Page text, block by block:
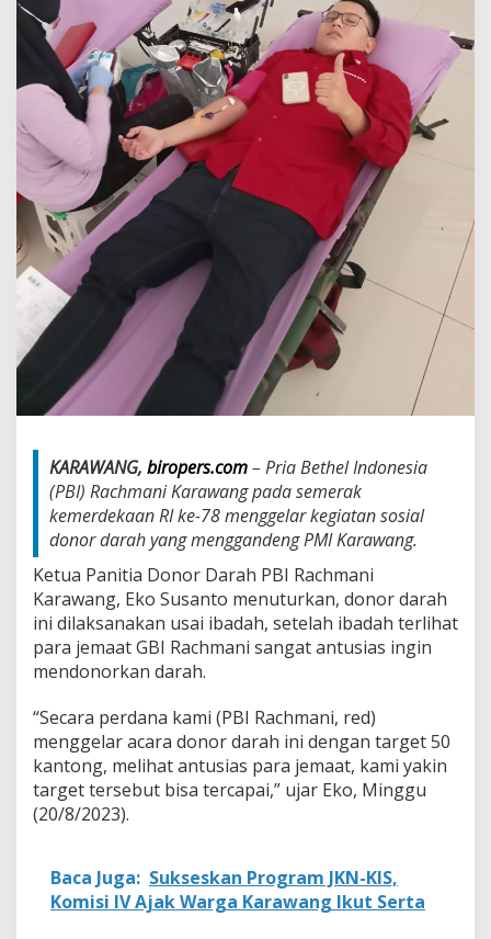
n
o
r
D
a
r
a
h
KARAWANG, biropers.com– Pria Bethel Indonesia
(PBI) Rachmani Karawang pada semerak
kemerdekaan RI ke-78 menggelar kegiatan sosial
donor darah yang menggandeng PMI Karawang.
Ketua Panitia Donor Darah PBI Rachmani
Karawang, Eko Susanto menuturkan, donor darah
ini dilaksanakan usai ibadah, setelah ibadah terlihat
para jemaat GBI Rachmani sangat antusias ingin
mendonorkan darah.
“Secara perdana kami (PBI Rachmani, red)
menggelar acara donor darah ini dengan target 50
kantong, melihat antusias para jemaat, kami yakin
target tersebut bisa tercapai,” ujar Eko, Minggu
(20/8/2023).
Baca Juga: Sukseskan Program JKN-KIS,
Komisi IV Ajak Warga Karawang Ikut Serta